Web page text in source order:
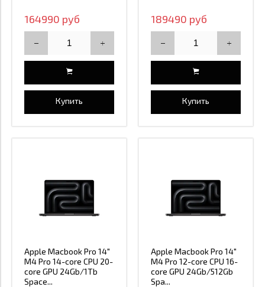
164990 руб
Купить
189490 руб
Купить
Apple Macbook Pro 14"
M4 Pro 14-core CPU 20-
core GPU 24Gb/1Tb
Space...
Apple Macbook Pro 14"
M4 Pro 12-core CPU 16-
core GPU 24Gb/512Gb
Spa...